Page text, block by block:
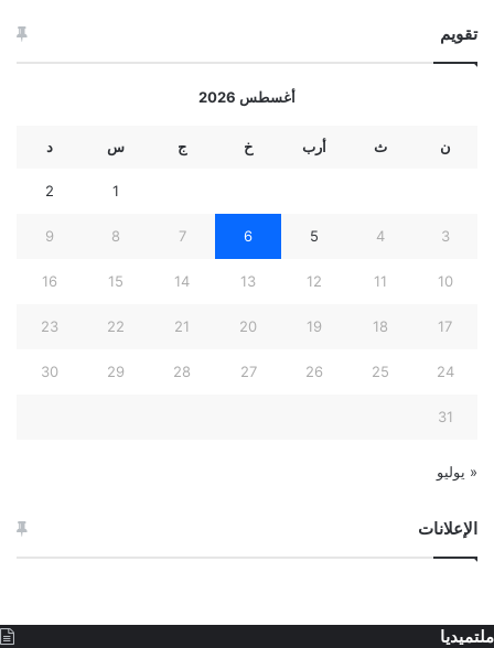
تقويم
أغسطس 2026
ن ث أرب خ ج س د
1
2
3
4
5
6
7
8
9
10
11
12
13
14
15
16
17
18
19
20
21
22
23
24
25
26
27
28
29
30
31
« يوليو
الإعلانات
ملتميديا